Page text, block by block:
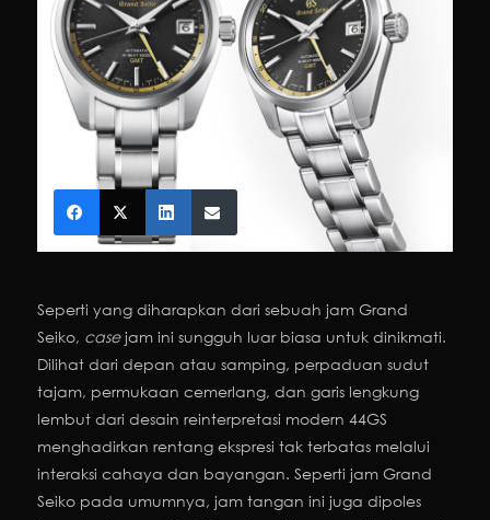
Seperti yang diharapkan dari sebuah jam Grand
Seiko, casejam ini sungguh luar biasa untuk dinikmati.
Dilihat dari depan atau samping, perpaduan sudut
tajam, permukaan cemerlang, dan garis lengkung
lembut dari desain reinterpretasi modern 44GS
menghadirkan rentang ekspresi tak terbatas melalui
interaksi cahaya dan bayangan. Seperti jam Grand
Seiko pada umumnya, jam tangan ini juga dipoles